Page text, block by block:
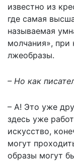
известно из
где самая
называемая
молчания», при
лжеобразы.
– Но как
– А! Это уже
здесь уже
искусство,
могут
образы могут